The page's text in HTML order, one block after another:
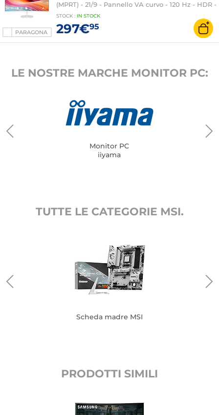
PARAGONA
(MPRT) - 21/9 - Pannello VA curvo - 120 Hz - HDR -
Adaptive-Sync - HDMI/DisplayPort - Altoparlanti
STOCK : IN STOCK
297€95
LE NOSTRE MARCHE MONITOR PC:
Monitor PC
iiyama
TUTTE LE CATEGORIE MSI.
Scheda madre MSI
PRODOTTI SIMILI